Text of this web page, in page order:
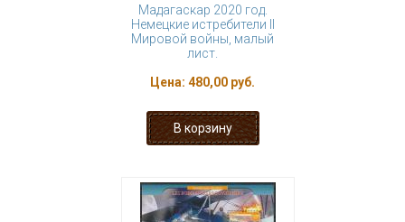
Мадагаскар 2020 год.
Немецкие истребители II
Мировой войны, малый
лист.
Цена: 480,00 руб.